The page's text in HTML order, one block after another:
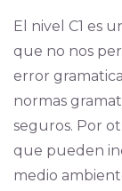
El nivel C1 es
que no nos
error
normas
seguros. Por
que pueden
medio